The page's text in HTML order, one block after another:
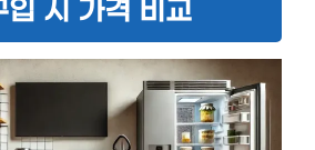
입 시 가격 비교